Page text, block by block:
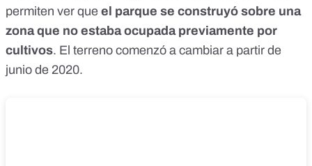
permiten ver que el parque se construyó sobre una
zona que no estaba ocupada previamente por
cultivos. El terreno comenzó a cambiar a partir de
junio de 2020.